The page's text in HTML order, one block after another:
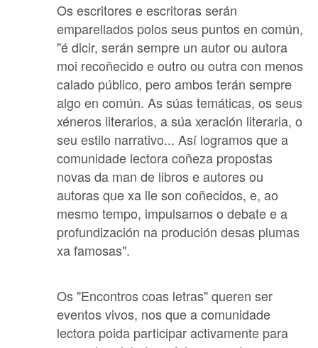
Os escritores e escritoras serán
emparellados polos seus puntos en común,
"é dicir, serán sempre un autor ou autora
moi recoñecido e outro ou outra con menos
calado público, pero ambos terán sempre
algo en común. As súas temáticas, os seus
xéneros literarios, a súa xeración literaria, o
seu estilo narrativo... Así logramos que a
comunidade lectora coñeza propostas
novas da man de libros e autores ou
autoras que xa lle son coñecidos, e, ao
mesmo tempo, impulsamos o debate e a
profundización na produción desas plumas
xa famosas".
Os "Encontros coas letras" queren ser
eventos vivos, nos que a comunidade
lectora poida participar activamente para